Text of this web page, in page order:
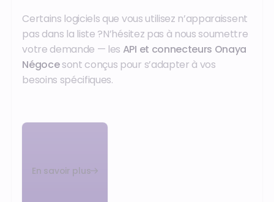
Certains logiciels que vous utilisez n’apparaissent
pas dans la liste ?N’hésitez pas à nous soumettre
votre demande — les API et connecteurs Onaya
Négocesont conçus pour s’adapter à vos
besoins spécifiques.
‍En savoir plus